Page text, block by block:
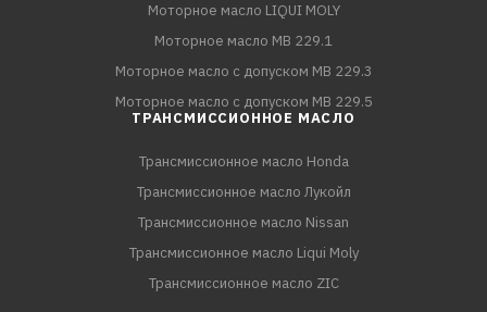
Моторное масло LIQUI MOLY
Моторное масло MB 229.1
Моторное масло с допуском MB 229.3
Моторное масло с допуском MB 229.5
ТРАНСМИССИОННОЕ МАСЛО
Трансмиссионное масло Honda
Трансмиссионное масло Лукойл
Трансмиссионное масло Nissan
Трансмиссионное масло Liqui Moly
Трансмиссионное масло ZIC